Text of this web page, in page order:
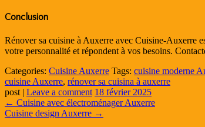
Conclusion
Rénover sa cuisine à Auxerre avec Cuisine-Auxerre
votre personnalité et répondent à vos besoins.
Categories: Cuisine Auxerre Tags: cuisine moderne
cuisine Auxerre, rénover sa cuisina à auxerre
post | Leave a comment 18 février 2025
← Cuisine avec électroménager Auxerre
Cuisine design Auxerre →